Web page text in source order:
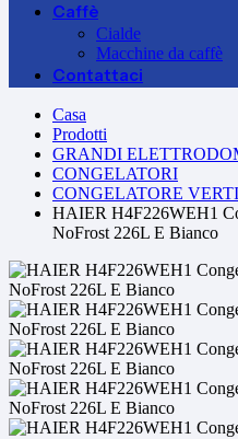
Caffè
Cialde
Macchine da caffè
Contattaci
Casa
Prodotti
GRANDI
CONGELATORI
CONGELATORE
HAIER H4F226WEH1
NoFrost 226L E Bianco